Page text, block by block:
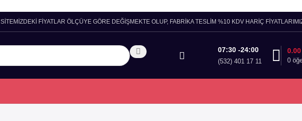
SİTEMİZDEKİ FİYATLAR ÖLÇÜYE GÖRE DEĞİŞMEKTE OLUP, FABRİKA TESLİM %10 KDV HARİÇ
07:30 -24:00
(532) 401 17 11 0